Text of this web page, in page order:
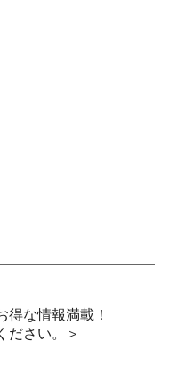
得な情報満載！
さい。＞